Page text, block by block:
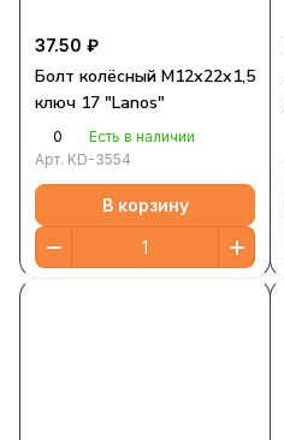
37.50 ₽
Болт колёсный М12х22х1,5
ключ 17 "Lanos"
0
Есть в наличии
Арт. KD-3554
В корзину